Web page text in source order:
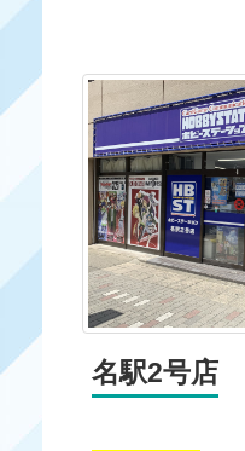
名駅2号店